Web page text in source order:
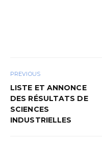
PREVIOUS
LISTE ET ANNONCE
DES RÉSULTATS DE
SCIENCES
INDUSTRIELLES